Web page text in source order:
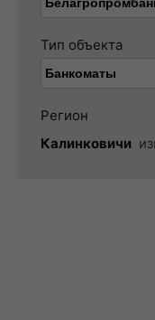
Тип объекта
Регион
Калинковичи